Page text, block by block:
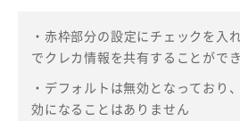
・ 赤枠部分の設定にチェックを入
でクレカ情報を共有することがで
・デフォルトは無効となっており
効になることはありません